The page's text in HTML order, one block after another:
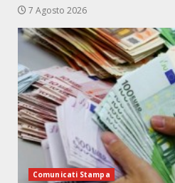
7 Agosto 2026
Comunicati Stampa